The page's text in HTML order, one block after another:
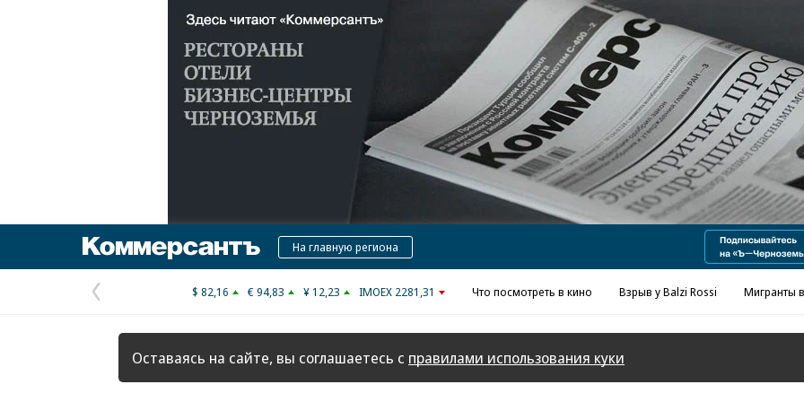
Реклама в «Ъ» www.kommersant.ru/ad
КоммерсантъНа главную региона
Предыдущая
страница
$ 82,16 € 94,83 ¥ 12,23 IMOEX 2281,31 Что посмотреть в кино Взрыв у Balzi Rossi Мигранты
Оставаясь на сайте, вы соглашаетесь с правилами использования куки